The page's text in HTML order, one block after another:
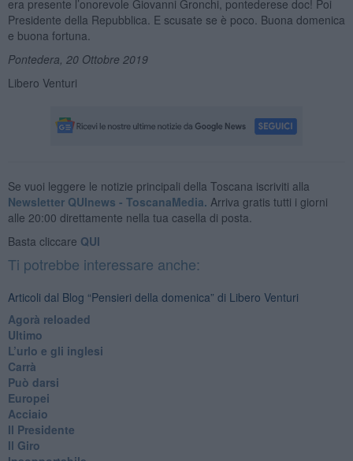
era presente l’onorevole Giovanni Gronchi, pontederese doc! Poi
Presidente della Repubblica. E scusate se è poco. Buona domenica
e buona fortuna.
Pontedera, 20 Ottobre 2019
Libero Venturi
Se vuoi leggere le notizie principali della Toscana iscriviti alla
Newsletter QUInews - ToscanaMedia. Arriva gratis tutti i giorni
alle 20:00 direttamente nella tua casella di posta.
Basta cliccare QUI
Ti potrebbe interessare anche:
Articoli dal Blog “Pensieri della domenica” di Libero Venturi
​Agorà reloaded
Ultimo
​L’urlo e gli inglesi
Carrà
Può darsi
Europei
Acciaio
Il Presidente
​Il Giro